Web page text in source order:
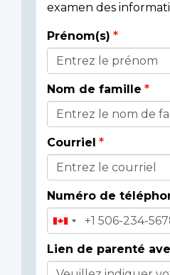
examen des
Donor
Details
Prénom(s)
Nom de famille
Courriel
Numéro de
Lien de parenté